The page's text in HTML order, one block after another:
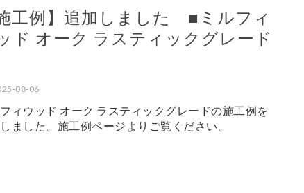
施工例】追加しました ■ミルフィ
ド オーク ラスティックグレード
08-06
ィウッド オーク ラスティックグレードの施工例を
ました。施工例ページよりご覧ください。